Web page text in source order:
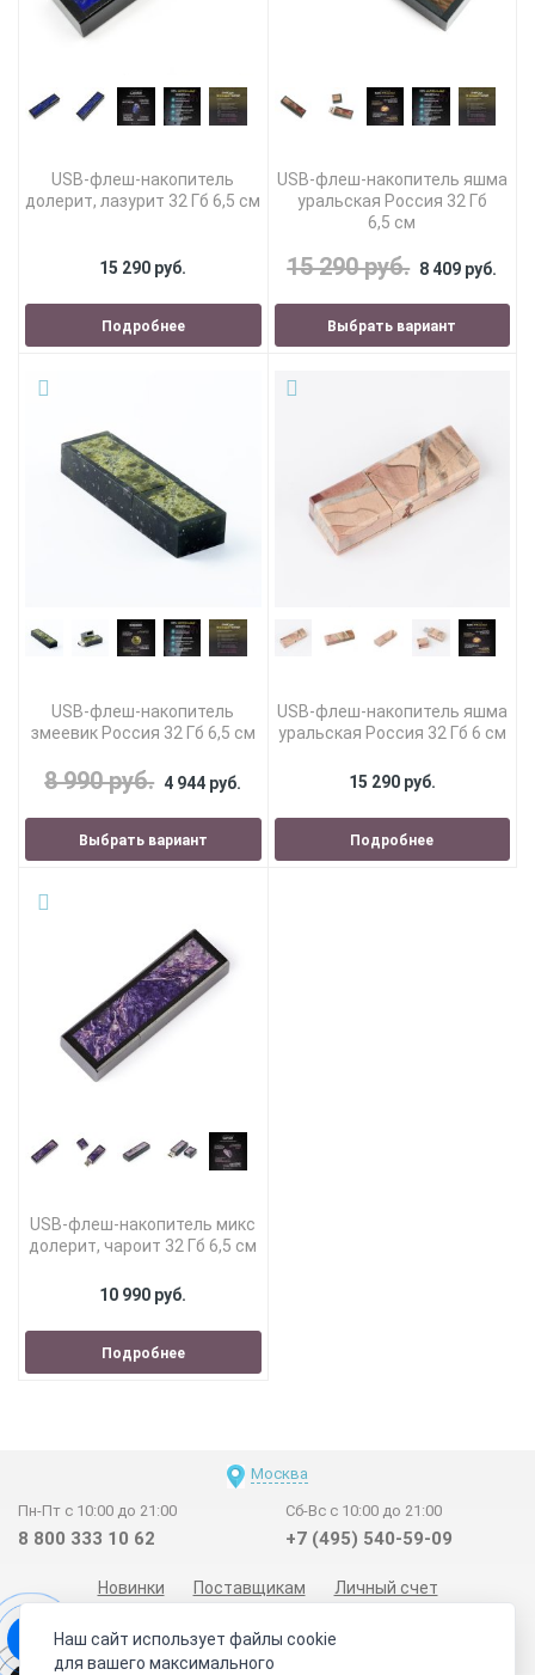
USB-флеш-накопитель
долерит, лазурит 32 Гб 6,5 см
15 290 руб.
Подробнее
USB-флеш-накопитель яшма
уральская Россия 32 Гб
6,5 см
15 290 руб. 8 409 руб.
Выбрать вариант
USB-флеш-накопитель
змеевик Россия 32 Гб 6,5 см
8 990 руб. 4 944 руб.
Выбрать вариант
USB-флеш-накопитель яшма
уральская Россия 32 Гб 6 см
15 290 руб.
Подробнее
USB-флеш-накопитель микс
долерит, чароит 32 Гб 6,5 см
10 990 руб.
Подробнее
Москва
Пн-Пт с 10:00 до 21:00
8 800 333 10 62
Сб-Вс с 10:00 до 21:00
+7 (495) 540-59-09
Новинки Поставщикам
Личный счет
Отзывы покупателей
Сертификаты
Наш сайт использует файлы cookie
для вашего максимального